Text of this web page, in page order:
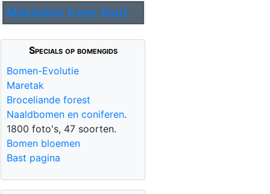
Mastodon trees feed
Specials op bomengids
Bomen-Evolutie
Maretak
Broceliande forest
Naaldbomen en coniferen.
1800 foto's, 47 soorten.
Bomen bloemen
Bast pagina